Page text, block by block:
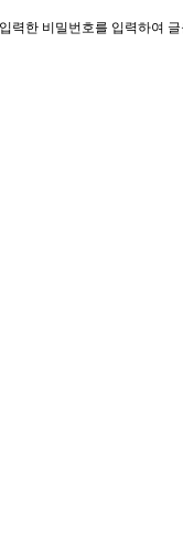
력한 비밀번호를 입력하여